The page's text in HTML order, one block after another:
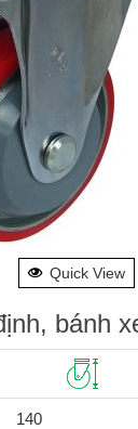
Quick View
bánh
140